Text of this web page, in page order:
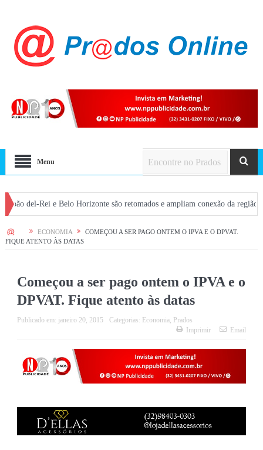
Menu
Rei e Belo Horizonte são retomados e ampliam conexão da região com a
HOME ECONOMIA
COMEÇOU A SER PAGO ONTEM O IPVA E O DPVAT.
FIQUE ATENTO ÀS DATAS
Começou a ser pago ontem o IPVA e o
DPVAT. Fique atento às datas
Publicado em: janeiro 20, 2015 Categorias: Economia, Prados
Imprimir
Email